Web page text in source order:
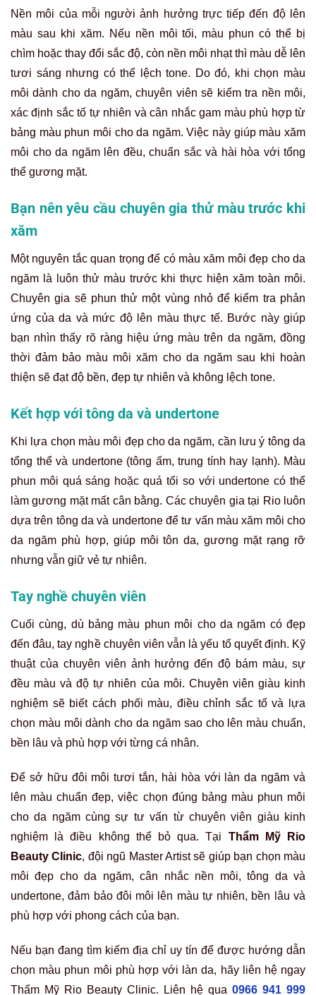
Nền môi của mỗi người ảnh hưởng trực tiếp đến độ lên
màu sau khi xăm. Nếu nền môi tối, màu phun có thể bị
chìm hoặc thay đổi sắc độ, còn nền môi nhạt thì màu dễ lên
tươi sáng nhưng có thể lệch tone. Do đó, khi chọn màu
môi dành cho da ngăm, chuyên viên sẽ kiểm tra nền môi,
xác định sắc tố tự nhiên và cân nhắc gam màu phù hợp từ
bảng màu phun môi cho da ngăm. Việc này giúp màu xăm
môi cho da ngăm lên đều, chuẩn sắc và hài hòa với tổng
thể gương mặt.
Bạn nên yêu cầu chuyên gia thử màu trước khi
xăm
Một nguyên tắc quan trọng để có màu xăm môi đẹp cho da
ngăm là luôn thử màu trước khi thực hiện xăm toàn môi.
Chuyên gia sẽ phun thử một vùng nhỏ để kiểm tra phản
ứng của da và mức độ lên màu thực tế. Bước này giúp
bạn nhìn thấy rõ ràng hiệu ứng màu trên da ngăm, đồng
thời đảm bảo màu môi xăm cho da ngăm sau khi hoàn
thiện sẽ đạt độ bền, đẹp tự nhiên và không lệch tone.
Kết hợp với tông da và undertone
Khi lựa chọn màu môi đẹp cho da ngăm, cần lưu ý tông da
tổng thể và undertone (tông ấm, trung tính hay lạnh). Màu
phun môi quá sáng hoặc quá tối so với undertone có thể
làm gương mặt mất cân bằng. Các chuyên gia tại Rio luôn
dựa trên tông da và undertone để tư vấn màu xăm môi cho
da ngăm phù hợp, giúp môi tôn da, gương mặt rạng rỡ
nhưng vẫn giữ vẻ tự nhiên.
Tay nghề chuyên viên
Cuối cùng, dù bảng màu phun môi cho da ngăm có đẹp
đến đâu, tay nghề chuyên viên vẫn là yếu tố quyết định. Kỹ
thuật của chuyên viên ảnh hưởng đến độ bám màu, sự
đều màu và độ tự nhiên của môi. Chuyên viên giàu kinh
nghiệm sẽ biết cách phối màu, điều chỉnh sắc tố và lựa
chọn màu môi dành cho da ngăm sao cho lên màu chuẩn,
bền lâu và phù hợp với từng cá nhân.
Để sở hữu đôi môi tươi tắn, hài hòa với làn da ngăm và
lên màu chuẩn đẹp, việc chọn đúng bảng màu phun môi
cho da ngăm cùng sự tư vấn từ chuyên viên giàu kinh
nghiệm là điều không thể bỏ qua. Tại Thẩm Mỹ Rio
Beauty Clinic, đội ngũ Master Artist sẽ giúp bạn chọn màu
môi đẹp cho da ngăm, cân nhắc nền môi, tông da và
undertone, đảm bảo đôi môi lên màu tự nhiên, bền lâu và
phù hợp với phong cách của bạn.
Nếu bạn đang tìm kiếm địa chỉ uy tín để được hướng dẫn
chọn màu phun môi phù hợp với làn da, hãy liên hệ ngay
Thẩm Mỹ Rio Beauty Clinic. Liên hệ qua 0966 941 999